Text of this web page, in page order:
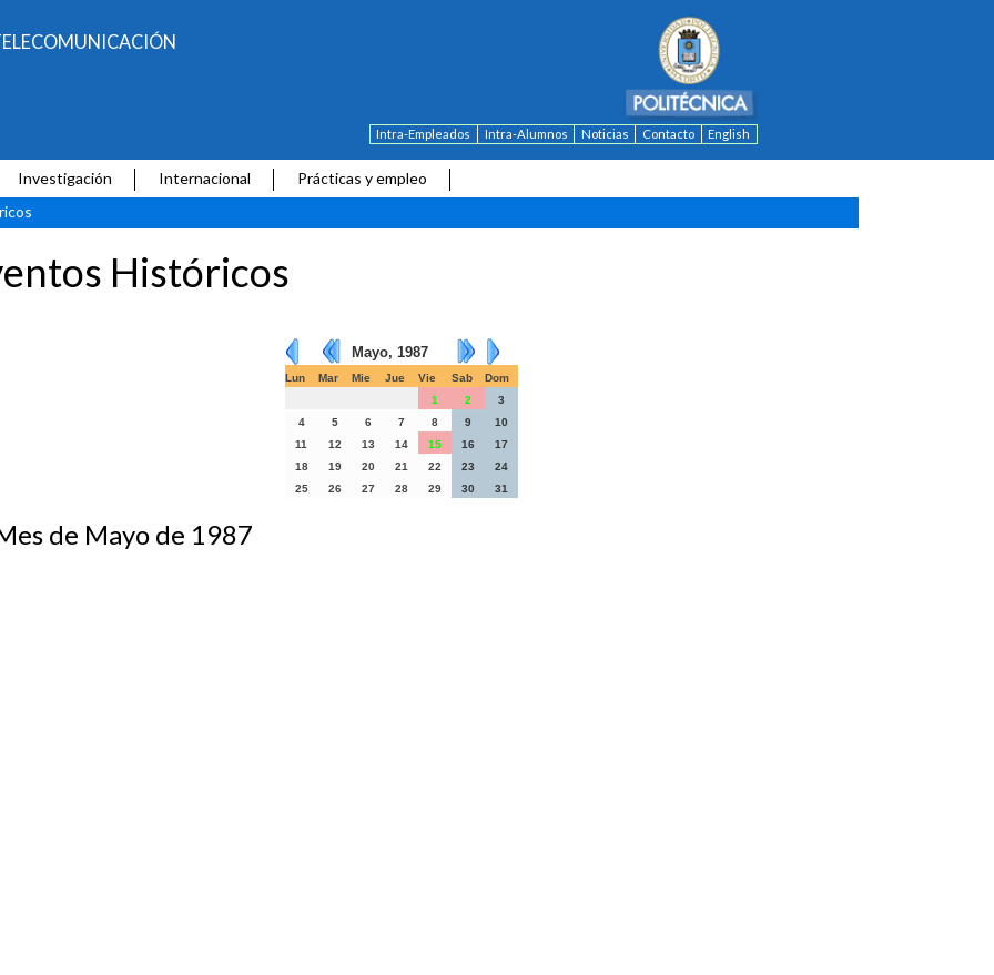
Intra-Empleados Intra-Alumnos Noticias Contacto English
Investigación Internacional
Prácticas y empleo
Históricos
Mayo, 1987
Lun Mar Mie Jue Vie Sab
Dom
1
2
3
4
5 6 7 8 9
10
11
12 13 14 15 16
17
18
19 20 21 22 23
24
25
26 27 28 29 30 31
de Mayo de 1987